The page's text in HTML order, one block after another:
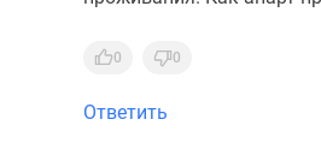
0 0
Ответить